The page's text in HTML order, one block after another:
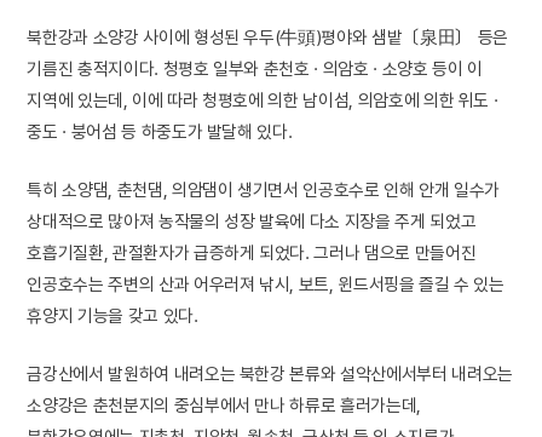
북한강과 소양강 사이에 형성된 우두(牛頭)평야와 샘밭〔泉田〕 등은
기름진 충적지이다. 청평호 일부와 춘천호 · 의암호 · 소양호 등이 이
지역에 있는데, 이에 따라 청평호에 의한 남이섬, 의암호에 의한 위도 ·
중도 · 붕어섬 등 하중도가 발달해 있다.
특히 소양댐, 춘천댐, 의암댐이 생기면서 인공호수로 인해 안개 일수가
상대적으로 많아져 농작물의 성장 발육에 다소 지장을 주게 되었고
호흡기질환, 관절환자가 급증하게 되었다. 그러나 댐으로 만들어진
인공호수는 주변의 산과 어우러져 낚시, 보트, 윈드서핑을 즐길 수 있는
휴양지 기능을 갖고 있다.
금강산에서 발원하여 내려오는 북한강 본류와 설악산에서부터 내려오는
소양강은 춘천분지의 중심부에서 만나 하류로 흘러가는데,